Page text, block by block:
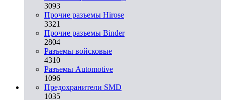
3093
Прочие разъемы Hirose
3321
Прочие разъемы Binder
2804
Разъемы войсковые
4310
Разъeмы Automotive
1096
Предохранители SMD
1035